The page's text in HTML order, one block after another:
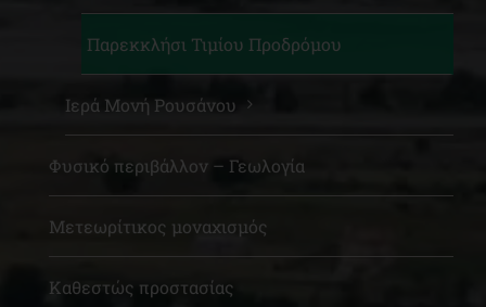
Παρεκκλήσι Τιμίου Προδρόμου
Ιερά Μονή Ρουσάνου
Φυσικό περιβάλλον – Γεωλογία
Μετεωρίτικος μοναχισμός
Καθεστώς προστασίας